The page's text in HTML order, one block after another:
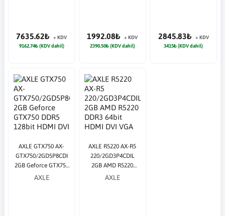
7635.62₺
+ KDV
9162.74₺ (KDV dahil)
1992.08₺
+ KDV
2390.50₺ (KDV dahil)
2845.83₺
+ KDV
3415₺ (KDV dahil)
AXLE GTX750 AX-
GTX750/2GD5P8CDI
2GB Geforce GTX750
DDR5 128bit HDMI
AXLE
AXLE R5220 AX-R5
220/2GD3P4CDIL
2GB AMD R5220
DDR3 64bit HDMI
AXLE